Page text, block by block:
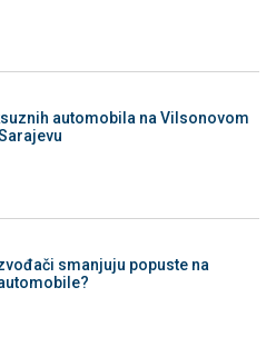
automobila na Vilsonovom
smanjuju popuste na